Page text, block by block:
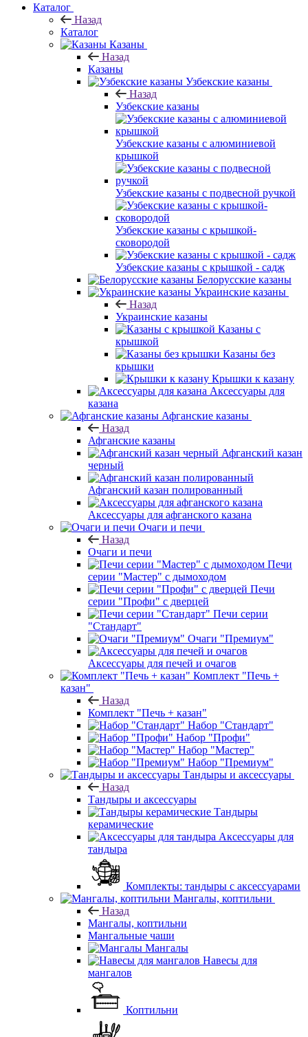
Каталог
Назад
Каталог
Казаны
Назад
Казаны
Узбекские казаны
Назад
Узбекские казаны
Узбекские казаны с алюминиевой
крышкой
Узбекские казаны с подвесной ручкой
Узбекские казаны с крышкой-
сковородой
Узбекские казаны с крышкой - садж
Белорусские казаны
Украинские казаны
Назад
Украинские казаны
Казаны с
крышкой
Казаны без
крышки
Крышки к казану
Аксессуары для
казана
Афганские казаны
Назад
Афганские казаны
Афганский казан
черный
Афганский казан полированный
Аксессуары для афганского казана
Очаги и печи
Назад
Очаги и печи
Печи
серии "Мастер" с дымоходом
Печи
серии "Профи" с дверцей
Печи серии
"Стандарт"
Очаги "Премиум"
Аксессуары для печей и очагов
Комплект "Печь +
казан"
Назад
Комплект "Печь + казан"
Набор "Стандарт"
Набор "Профи"
Набор "Мастер"
Набор "Премиум"
Тандыры и аксессуары
Назад
Тандыры и аксессуары
Тандыры
керамические
Аксессуары для
тандыра
Комплекты: тандыры с аксессуарами
Мангалы, коптильни
Назад
Мангалы, коптильни
Мангальные чаши
Мангалы
Навесы для
мангалов
Коптильни